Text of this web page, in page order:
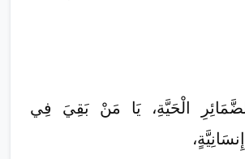
الْحَيَّةِ، يَا مَنْ بَقِيَ فِي